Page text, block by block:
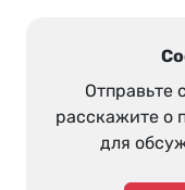
Отправьте
расскажите о
для